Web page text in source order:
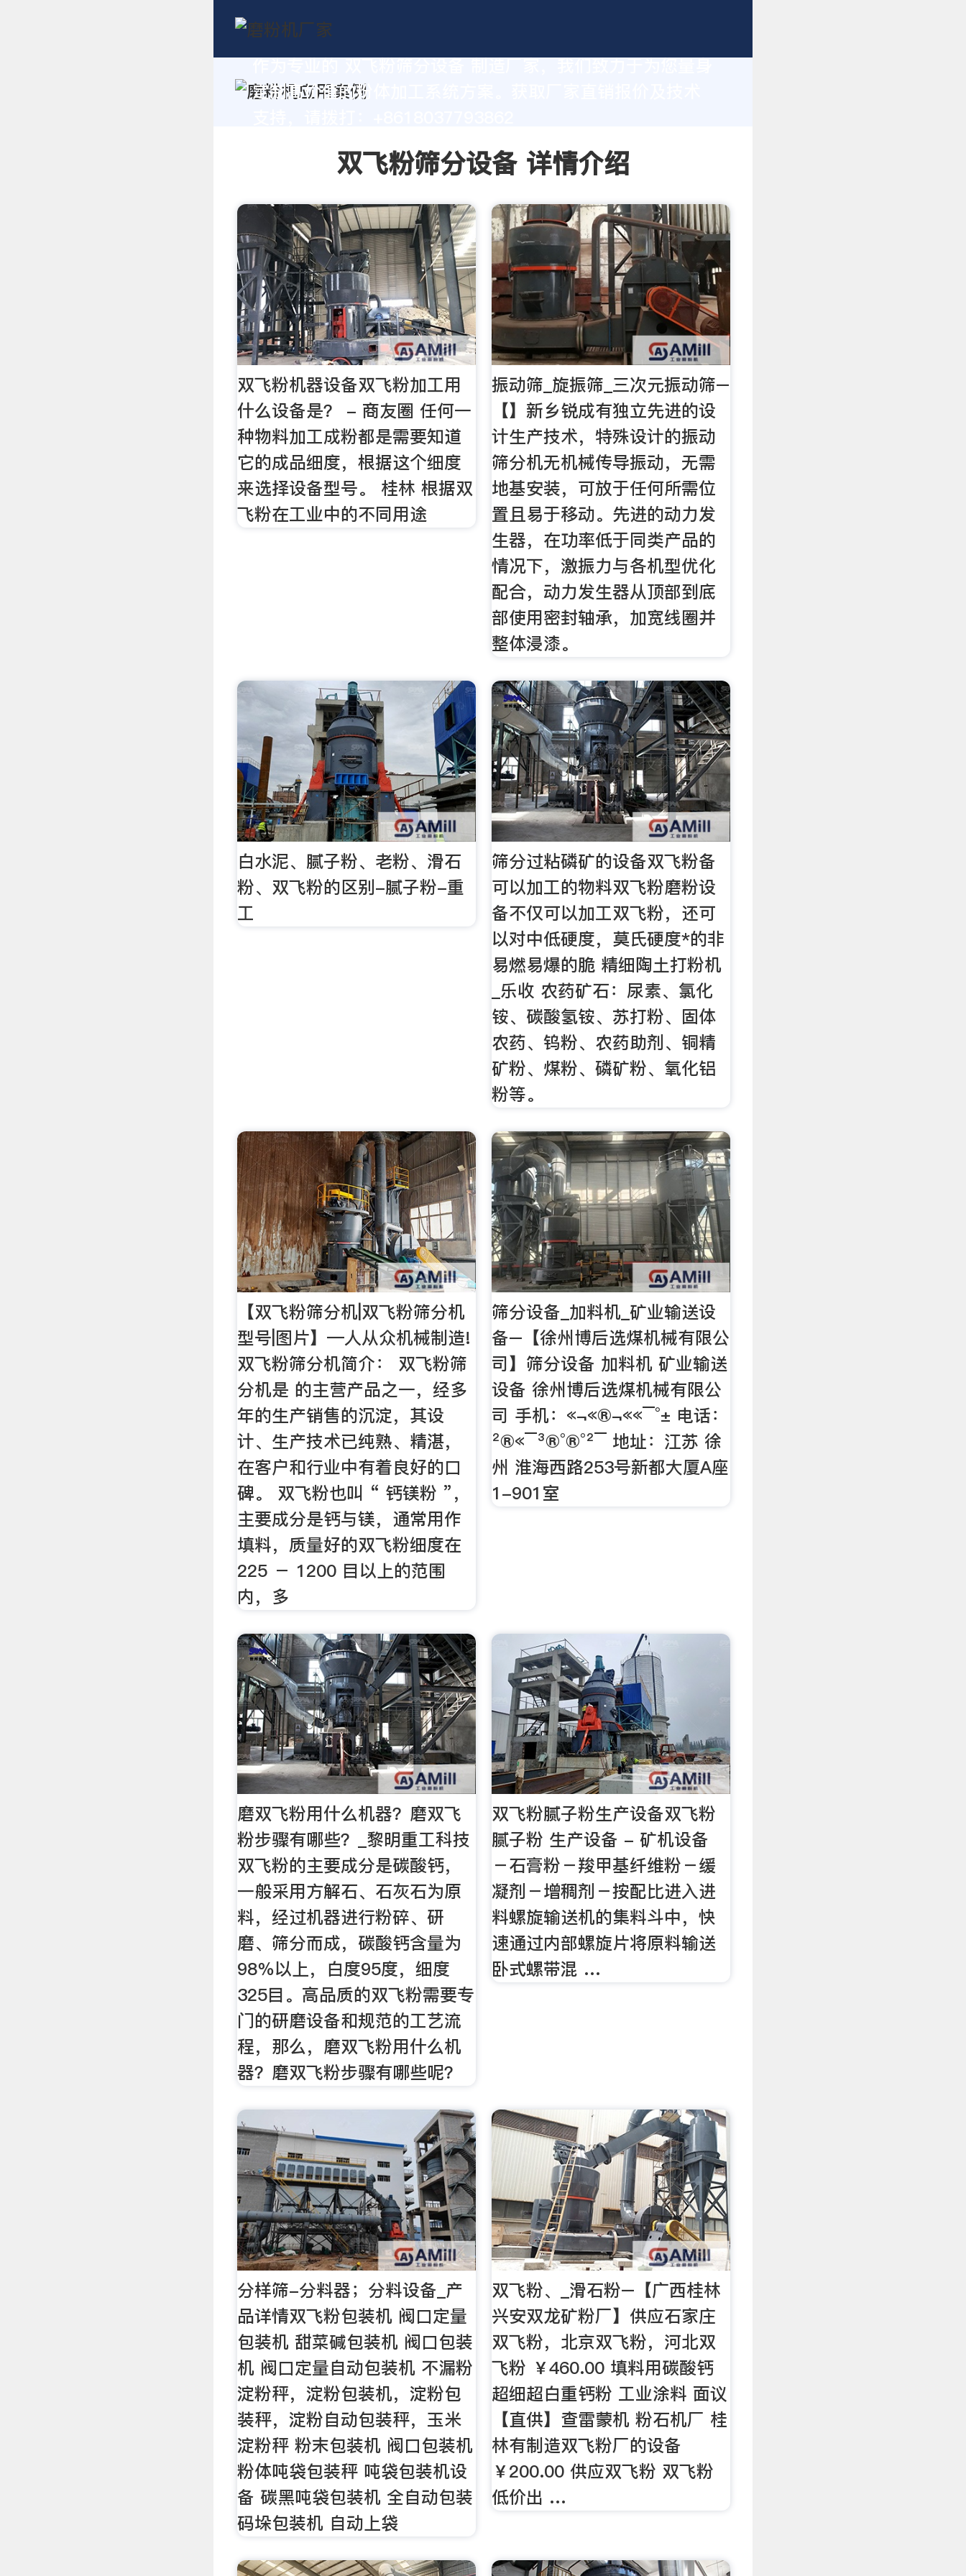
定制高价值的粉体加工系统方案。获取厂家直销报价及技术
双飞粉筛分设备 详情介绍
双飞粉机器设备双飞粉加工用
什么设备是？ - 商友圈 任何一
种物料加工成粉都是需要知道
它的成品细度，根据这个细度
来选择设备型号。 桂林 根据双
飞粉在工业中的不同用途
振动筛_旋振筛_三次元振动筛–
【】新乡锐成有独立先进的设
计生产技术，特殊设计的振动
筛分机无机械传导振动，无需
地基安装，可放于任何所需位
置且易于移动。先进的动力发
生器，在功率低于同类产品的
情况下，激振力与各机型优化
配合，动力发生器从顶部到底
部使用密封轴承，加宽线圈并
整体浸漆。
白水泥、腻子粉、老粉、滑石
粉、双飞粉的区别-腻子粉-重
工
筛分过粘磷矿的设备双飞粉备
可以加工的物料双飞粉磨粉设
备不仅可以加工双飞粉，还可
以对中低硬度，莫氏硬度*的非
易燃易爆的脆 精细陶土打粉机
_乐收 农药矿石：尿素、氯化
铵、碳酸氢铵、苏打粉、固体
农药、钨粉、农药助剂、铜精
矿粉、煤粉、磷矿粉、氧化铝
粉等。
【双飞粉筛分机|双飞粉筛分机
型号|图片】—人从众机械制造!
双飞粉筛分机简介： 双飞粉筛
分机是 的主营产品之一，经多
年的生产销售的沉淀，其设
计、生产技术已纯熟、精湛，
在客户和行业中有着良好的口
碑。 双飞粉也叫 “ 钙镁粉 ”，
主要成分是钙与镁，通常用作
填料，质量好的双飞粉细度在
225 － 1200 目以上的范围
内，多
筛分设备_加料机_矿业输送设
备–【徐州博后选煤机械有限公
司】筛分设备 加料机 矿业输送
设备 徐州博后选煤机械有限公
司 手机：«¬­«®¬««¯°± 电话：
²®«¯³­®°®°²¯ 地址：江苏 徐
州 淮海西路253号新都大厦A座
1-901室
磨双飞粉用什么机器？磨双飞
粉步骤有哪些？_黎明重工科技
双飞粉的主要成分是碳酸钙，
一般采用方解石、石灰石为原
料，经过机器进行粉碎、研
磨、筛分而成，碳酸钙含量为
98％以上，白度95度，细度
325目。高品质的双飞粉需要专
门的研磨设备和规范的工艺流
程，那么，磨双飞粉用什么机
器？磨双飞粉步骤有哪些呢？
双飞粉腻子粉生产设备双飞粉
腻子粉 生产设备 - 矿机设备
－石膏粉－羧甲基纤维粉－缓
凝剂－增稠剂－按配比进入进
料螺旋输送机的集料斗中，快
速通过内部螺旋片将原料输送
卧式螺带混 …
分样筛-分料器；分料设备_产
品详情双飞粉包装机 阀口定量
包装机 甜菜碱包装机 阀口包装
机 阀口定量自动包装机 不漏粉
淀粉秤，淀粉包装机，淀粉包
装秤，淀粉自动包装秤，玉米
淀粉秤 粉末包装机 阀口包装机
粉体吨袋包装秤 吨袋包装机设
备 碳黑吨袋包装机 全自动包装
码垛包装机 自动上袋
双飞粉、_滑石粉–【广西桂林
兴安双龙矿粉厂】供应石家庄
双飞粉，北京双飞粉，河北双
飞粉 ￥460.00 填料用碳酸钙
超细超白重钙粉 工业涂料 面议
【直供】查雷蒙机 粉石机厂 桂
林有制造双飞粉厂的设备
￥200.00 供应双飞粉 双飞粉
低价出 …